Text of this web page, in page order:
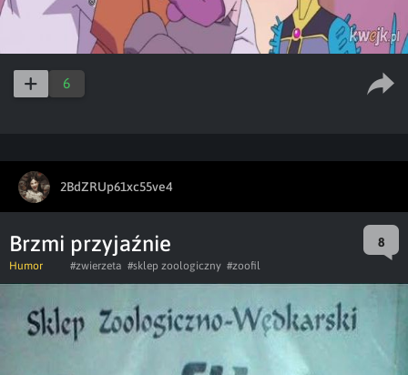
6
2BdZRUp61xc55ve4
Brzmi przyjaźnie 8
Humor #zwierzeta #sklep zoologiczny #zoofil